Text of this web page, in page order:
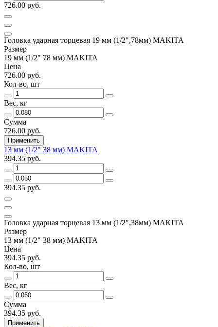
726.00 руб.
Головка ударная торцевая 19 мм (1/2",78мм) MAKITA
Размер
19 мм (1/2" 78 мм) MAKITA
Цена
726.00 руб.
Кол-во, шт
Вес, кг
Сумма
726.00 руб.
Применить
13 мм (1/2" 38 мм) MAKITA
394.35 руб.
394.35 руб.
Головка ударная торцевая 13 мм (1/2",38мм) MAKITA
Размер
13 мм (1/2" 38 мм) MAKITA
Цена
394.35 руб.
Кол-во, шт
Вес, кг
Сумма
394.35 руб.
Применить